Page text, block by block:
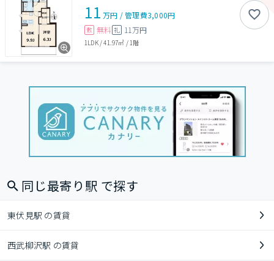
11 万円 /管理費3,000円
敷 無料 礼 11万円
1LDK/41.97㎡ / 1階
同じ最寄り駅 で探す
東伏見駅 の賃貸
西武柳沢駅 の賃貸